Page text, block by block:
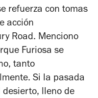
refuerza con tomas
acción
Road. Menciono
Furiosa se
tanto
Si la pasada
lleno de